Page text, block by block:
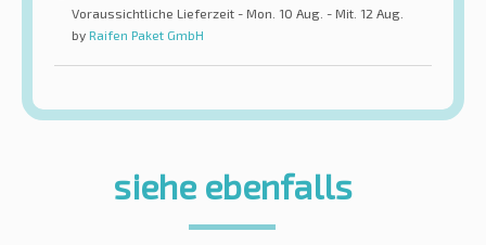
Voraussichtliche Lieferzeit - Mon. 10 Aug. - Mit. 12 Aug.
by Raifen Paket GmbH
siehe ebenfalls